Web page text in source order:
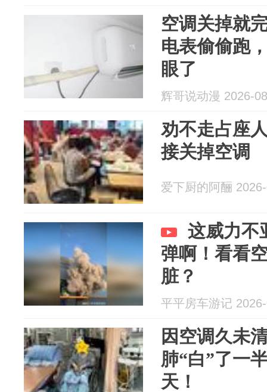
空调关掉就
电表偷偷跑
眼了
辉哥说动漫 2026-
劝不走占座
接关掉空调
爱下厨的阿酾
这威力不
弹啊！看看
脏？
平平房车游记
因空调久未
肺“白”了一
天！